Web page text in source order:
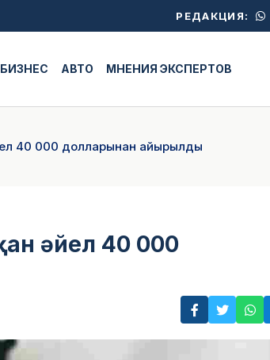
РЕДАКЦИЯ:
БИЗНЕС АВТО МНЕНИЯ ЭКСПЕРТОВ
40 000 долларынан айырылды
әйел 40 000